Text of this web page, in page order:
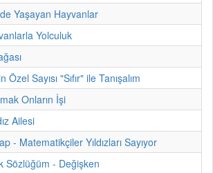
Yaşayan Hayvanlar
Yolculuk
Sayısı "Sıfır" ile Tanışalım
Onların İşi
Ailesi
- Matematikçiler Yıldızları Sayıyor
Sözlüğüm - Değişken